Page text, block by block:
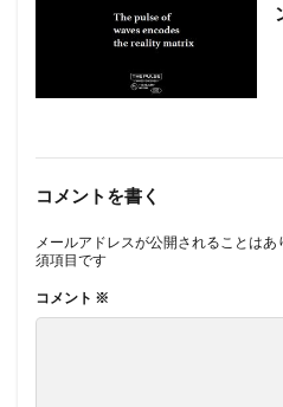
コメントを書く
メールアドレスが公開されることはあ
須項目です
コメント ※